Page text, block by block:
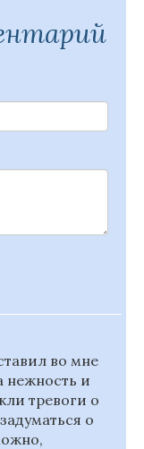
во мне
нежность и
тревоги о
о